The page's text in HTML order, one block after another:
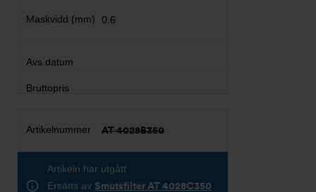
0.6
AT 4028B350
Artikeln har utgått
Ersätts av Smutsfilter AT 4028C350